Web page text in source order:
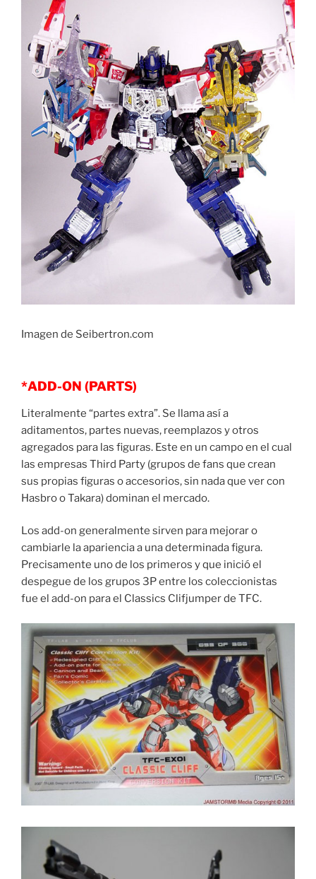
Imagen de Seibertron.com
*ADD-ON (PARTS)
Literalmente “partes extra”. Se llama así a
aditamentos, partes nuevas, reemplazos y otros
agregados para las figuras. Este en un campo en el cual
las empresas Third Party (grupos de fans que crean
sus propias figuras o accesorios, sin nada que ver con
Hasbro o Takara) dominan el mercado.
Los add-on generalmente sirven para mejorar o
cambiarle la apariencia a una determinada figura.
Precisamente uno de los primeros y que inició el
despegue de los grupos 3P entre los coleccionistas
fue el add-on para el Classics Clifjumper de TFC.